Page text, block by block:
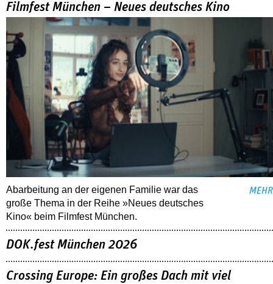
Filmfest München – Neues deutsches Kino
Abarbeitung an der eigenen Familie war das
große Thema in der Reihe »Neues deutsches
Kino« beim Filmfest München.
MEHR
DOK.fest München 2026
Crossing Europe: Ein großes Dach mit viel